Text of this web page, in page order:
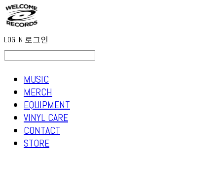
LOG IN 로그인
MUSIC
MERCH
EQUIPMENT
VINYL CARE
CONTACT
STORE